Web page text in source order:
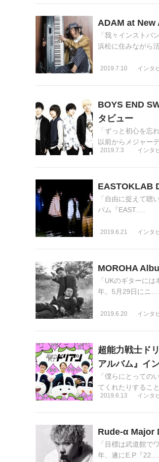
ADAM at New
「我々インストバ
浜松に住みながら活
2019.7.10 イン
BOYS END
タビュー
「ずっと初心を忘
以前からメジャーデ
2019.7.3 イン
EASTOKLAB
「自由に捉えて聴
バム『EAST.....
2019.6.21 イン
MOROHA
「UKのギターに
年。5月29日にニ.....
2019.6.20 イン
超能力戦士ド
アルバム』イ
「僕らにとっての
てくれたりするこ
2019.6.13 イン
Rude-α Major
「目標は武道館で
年、遂にE.P『22.....